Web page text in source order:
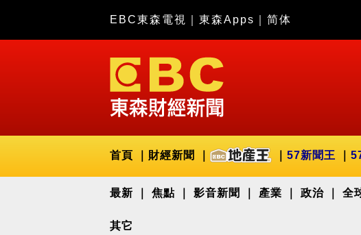
EBC東森電視 東森Apps 简体
首頁 財經新聞 57新聞王
最新 焦點 影音新聞 產業 政治 全
其它